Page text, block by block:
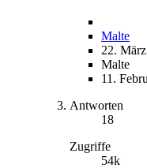
Malte
22.
Malte
11.
Antworten
18
Zugriffe
54k